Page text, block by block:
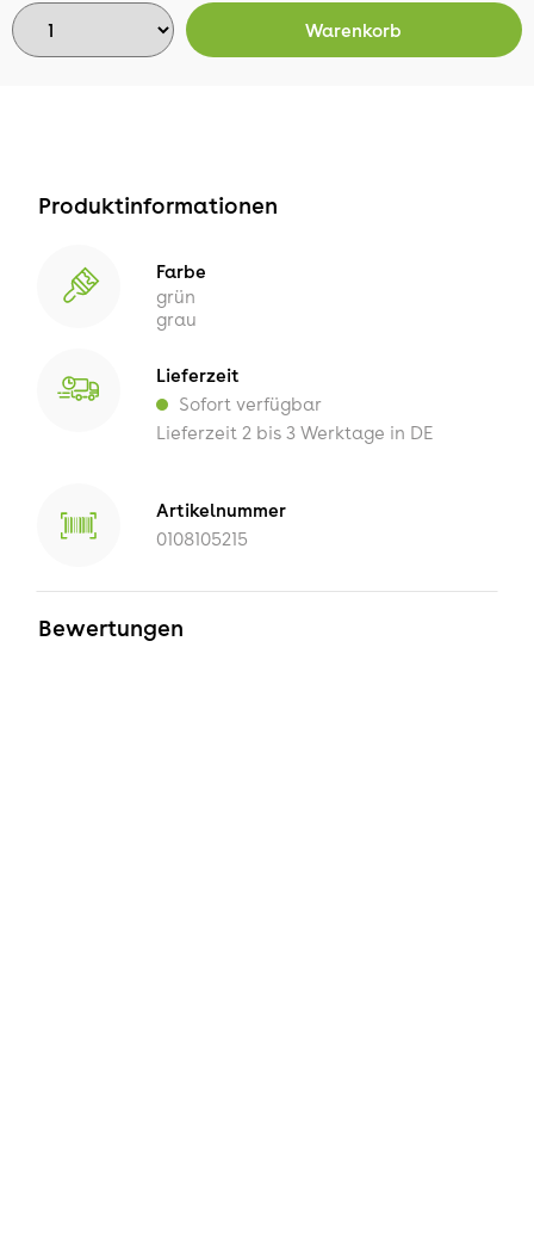
Warenkorb
Produktinformationen
Farbe
grün
grau
Lieferzeit
Sofort verfügbar
Lieferzeit 2 bis 3 Werktage in DE
Artikelnummer
0108105215
Bewertungen